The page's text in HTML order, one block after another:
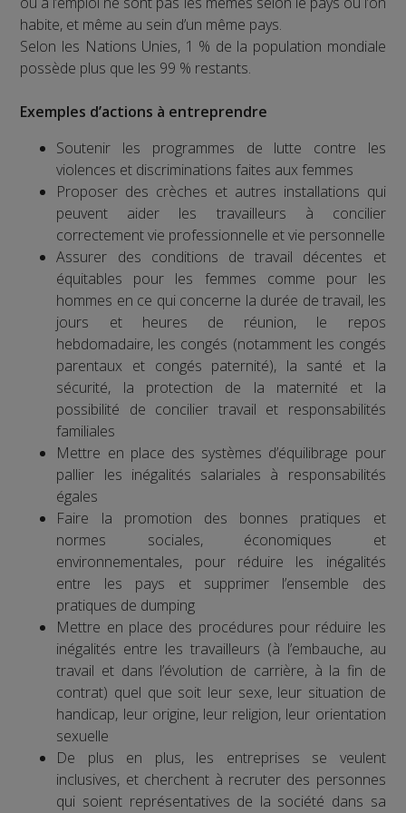
habite, et même au sein d’un même pays.
Selon les Nations Unies, 1 % de la population mondiale
possède plus que les 99 % restants.
Exemples d’actions à entreprendre
Soutenir les programmes de lutte contre les
violences et discriminations faites aux femmes
Proposer des crèches et autres installations qui
peuvent aider les travailleurs à concilier
correctement vie professionnelle et vie personnelle
Assurer des conditions de travail décentes et
équitables pour les femmes comme pour les
hommes en ce qui concerne la durée de travail, les
jours et heures de réunion, le repos
hebdomadaire, les congés (notamment les congés
parentaux et congés paternité), la santé et la
sécurité, la protection de la maternité et la
possibilité de concilier travail et responsabilités
familiales
Mettre en place des systèmes d’équilibrage pour
pallier les inégalités salariales à responsabilités
égales
Faire la promotion des bonnes pratiques et
normes sociales, économiques et
environnementales, pour réduire les inégalités
entre les pays et supprimer l’ensemble des
pratiques de dumping
Mettre en place des procédures pour réduire les
inégalités entre les travailleurs (à l’embauche, au
travail et dans l’évolution de carrière, à la fin de
contrat) quel que soit leur sexe, leur situation de
handicap, leur origine, leur religion, leur orientation
sexuelle
De plus en plus, les entreprises se veulent
inclusives, et cherchent à recruter des personnes
qui soient représentatives de la société dans sa